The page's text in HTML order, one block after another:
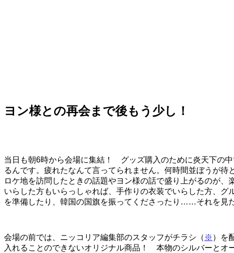
ヨン様との再会まで後もう少し！
当日も朝6時から会場に集結！ グッズ購入のために炎天下の
るんです。疲れたなんて言ってられません。何時間並ぼうが
ロケ地を訪問したときの話題やヨン様の話で盛り上がるのが
いらした方もいらっしゃれば、手作りの衣装でいらした方、
を準備したり、韓国の国旗を振ってくださったり……それを見
会場の前では、ニッコリア編集部のスタッフがチラシ（ ※ ）を
入れることのできないオリジナル商品！ 本物のシルバーと